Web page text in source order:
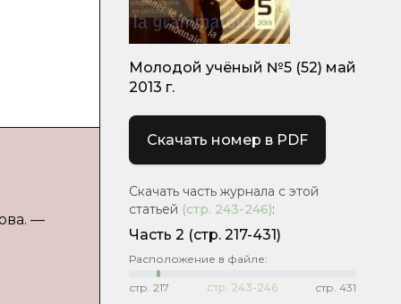
—
Молодой учёный №5 (52) май
2013 г.
Скачать номер в PDF
Скачать часть журнала с этой
статьей (стр. 243-246):
Часть 2 (стр. 217-431)
Расположение в файле:
стр. 217 стр. 243-246 стр. 431